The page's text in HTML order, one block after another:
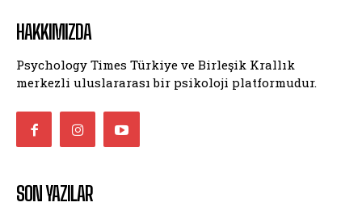
HAKKIMIZDA
Psychology Times Türkiye ve Birleşik Krallık
merkezli uluslararası bir psikoloji platformudur.
SON YAZILAR